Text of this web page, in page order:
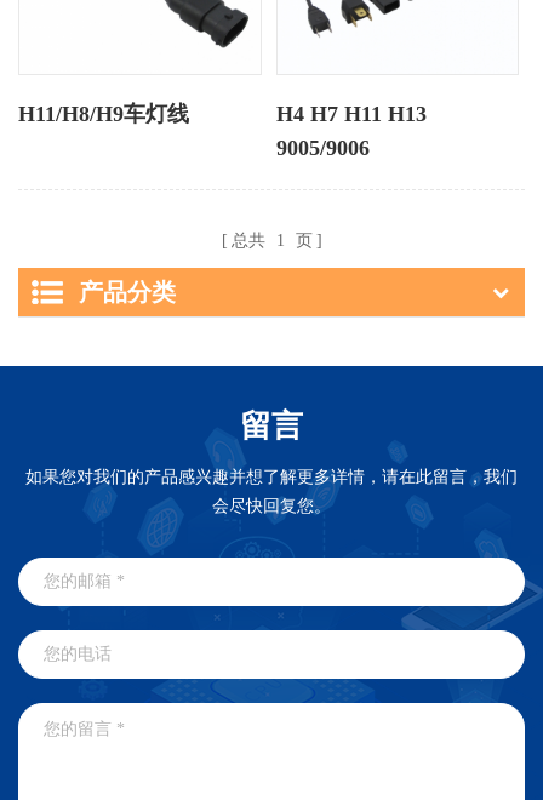
H11/H8/H9车灯线
H4 H7 H11 H13
9005/9006
总共 1 页
产品分类
留言
如果您对我们的产品感兴趣并想了解更多详情，请在此留言，我们
会尽快回复您。